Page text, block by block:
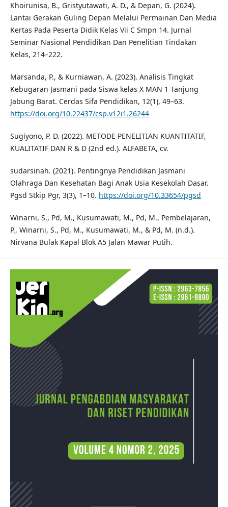
Khoirunisa, B., Gristyutawati, A. D., & Depan, G. (2024).
Lantai Gerakan Guling Depan Melalui Permainan Dan Media
Kertas Pada Peserta Didik Kelas Vii C Smpn 14. Jurnal
Seminar Nasional Pendidikan Dan Penelitian Tindakan
Kelas, 214–222.
Marsanda, P., & Kurniawan, A. (2023). Analisis Tingkat
Kebugaran Jasmani pada Siswa kelas X MAN 1 Tanjung
Jabung Barat. Cerdas Sifa Pendidikan, 12(1), 49–63.
https://doi.org/10.22437/csp.v12i1.26244
Sugiyono, P. D. (2022). METODE PENELITIAN KUANTITATIF,
KUALITATIF DAN R & D (2nd ed.). ALFABETA, cv.
sudarsinah. (2021). Pentingnya Pendidikan Jasmani
Olahraga Dan Kesehatan Bagi Anak Usia Kesekolah Dasar.
Pgsd Stkip Pgr, 3(3), 1–10. https://doi.org/10.33654/pgsd
Winarni, S., Pd, M., Kusumawati, M., Pd, M., Pembelajaran,
P., Winarni, S., Pd, M., Kusumawati, M., & Pd, M. (n.d.).
Nirvana Bulak Kapal Blok A5 Jalan Mawar Putih.